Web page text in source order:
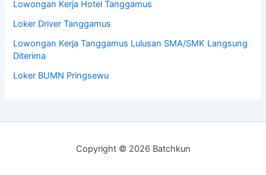
Lowongan Kerja Hotel Tanggamus
Loker Driver Tanggamus
Lowongan Kerja Tanggamus Lulusan SMA/SMK Langsung
Diterima
Loker BUMN Pringsewu
Copyright © 2026 Batchkun